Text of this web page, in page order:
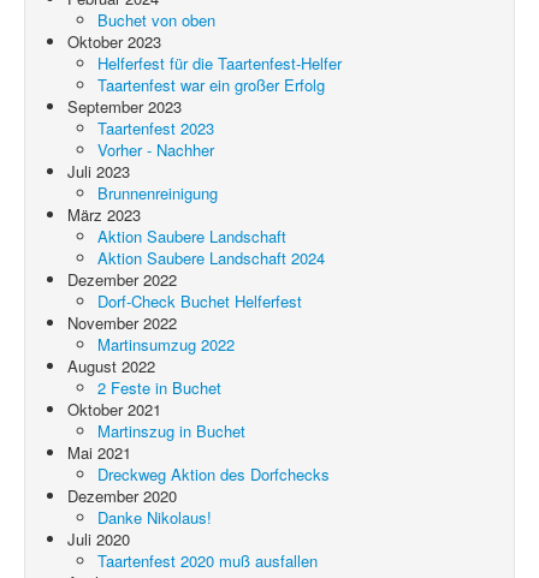
Buchet von oben
Oktober 2023
Helferfest für die Taartenfest-Helfer
Taartenfest war ein großer Erfolg
September 2023
Taartenfest 2023
Vorher - Nachher
Juli 2023
Brunnenreinigung
März 2023
Aktion Saubere Landschaft
Aktion Saubere Landschaft 2024
Dezember 2022
Dorf-Check Buchet Helferfest
November 2022
Martinsumzug 2022
August 2022
2 Feste in Buchet
Oktober 2021
Martinszug in Buchet
Mai 2021
Dreckweg Aktion des Dorfchecks
Dezember 2020
Danke Nikolaus!
Juli 2020
Taartenfest 2020 muß ausfallen